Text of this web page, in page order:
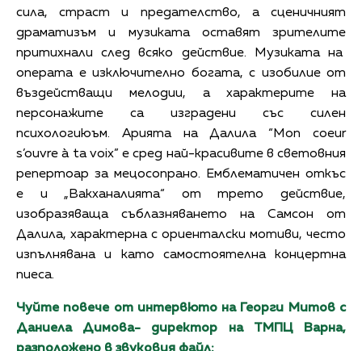
сила, страст и предателство, а сценичният
драматизъм и музиката оставят зрителите
притихнали след всяко действие. Музиката на
операта е изключително богата, с изобилие от
въздействащи мелодии, а характерите на
персонажите са изградени със силен
психологиюъм. Арията на Далила “Mon coeur
s’ouvre à ta voix” е сред най-красивите в световния
репертоар за мецосопрано. Емблематичен откъс
е и „Вакханалията“ от трето действие,
изобразяваща съблазняването на Самсон от
Далила, характерна с ориенталски мотиви, често
изпълнявана и като самостоятелна концертна
пиеса.
Чуйте повече от интервюто на Георги Митов с
Даниела Димова- директор на ТМПЦ Варна,
разположено в звуковия файл: